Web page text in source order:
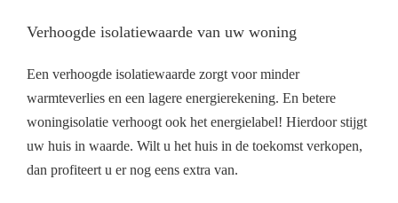
Verhoogde isolatiewaarde van uw woning
Een verhoogde isolatiewaarde zorgt voor minder
warmteverlies en een lagere energierekening. En betere
woningisolatie verhoogt ook het energielabel! Hierdoor stijgt
uw huis in waarde. Wilt u het huis in de toekomst verkopen,
dan profiteert u er nog eens extra van.